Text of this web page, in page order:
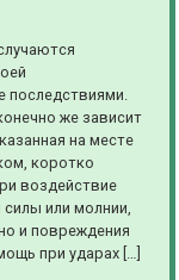
последствиями.
же зависит
на месте
коротко
воздействие
или молнии,
и повреждения
при ударах […]